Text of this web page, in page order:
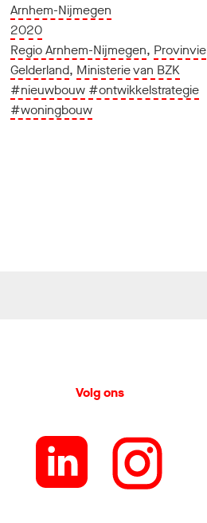
Arnhem-Nijmegen
2020
Regio Arnhem-Nijmegen, Provinvie
Gelderland, Ministerie van BZK
#nieuwbouw #ontwikkelstrategie
#woningbouw
Volg ons